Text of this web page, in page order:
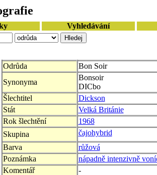
Vyhledávání
Odrůda
Bon Soir
Synonyma
Bonsoir
DICbo
Šlechtitel
Dickson
Stát
Velká Británie
Rok šlechtění
1968
Skupina
čajohybrid
Barva
růžová
Poznámka
nápadně intenzivně
Komentář
-